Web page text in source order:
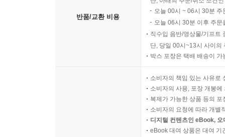
반품/교환 비용
오늘 00시 ~ 06시 30분
오늘 06시 30분 이후 주
직수입 음반/영상물/기프트
단, 당일 00시~13시 사이의
박스 포장은 택배 배송이
소비자의 책임 있는 사유로
소비자의 사용, 포장 개봉
복제가 가능한 상품 등의
소비자의 요청에 따라 개별
디지털 컨텐츠인 eBook,
eBook 대여 상품은 대여 기